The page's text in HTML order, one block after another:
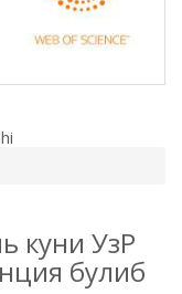
куни УзР
булиб